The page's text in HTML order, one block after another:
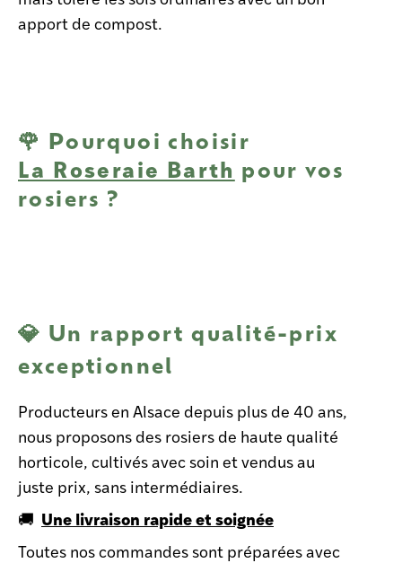
apport de compost.
🌹 Pourquoi choisir
La Roseraie Barth pour vos
rosiers ?
💎 Un rapport qualité-prix
exceptionnel
Producteurs en Alsace depuis plus de 40 ans,
nous proposons des rosiers de haute qualité
horticole, cultivés avec soin et vendus au
juste prix, sans intermédiaires.
🚚 Une livraison rapide et soignée
Toutes nos commandes sont préparées avec